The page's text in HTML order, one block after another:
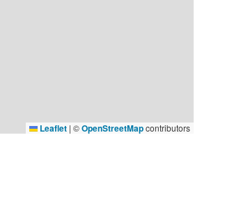
Leaflet | ©OpenStreetMapcontributors